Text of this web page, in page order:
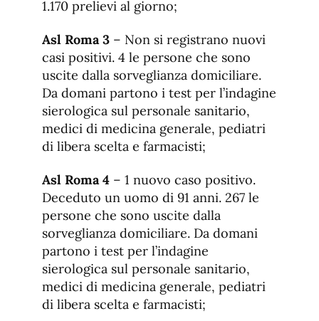
1.170 prelievi al giorno;
Asl Roma 3 – Non si registrano nuovi
casi positivi. 4 le persone che sono
uscite dalla sorveglianza domiciliare.
Da domani partono i test per l’indagine
sierologica sul personale sanitario,
medici di medicina generale, pediatri
di libera scelta e farmacisti;
Asl Roma 4 – 1 nuovo caso positivo.
Deceduto un uomo di 91 anni. 267 le
persone che sono uscite dalla
sorveglianza domiciliare. Da domani
partono i test per l’indagine
sierologica sul personale sanitario,
medici di medicina generale, pediatri
di libera scelta e farmacisti;